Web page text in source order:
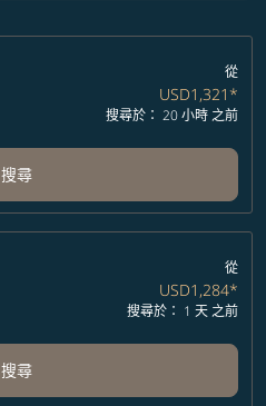
從
USD1,321*
搜尋於： 20 小時 之前
搜尋
從
USD1,284*
搜尋於： 1 天 之前
搜尋